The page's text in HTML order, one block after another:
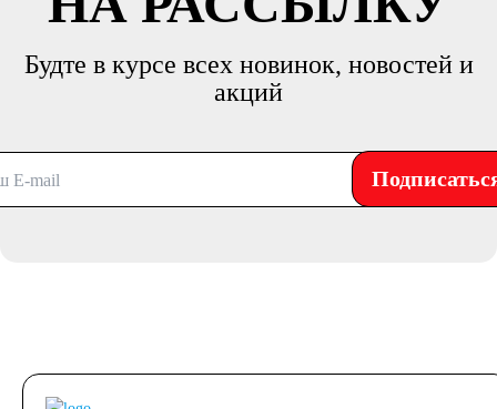
Будте в курсе всех новинок, новостей и
акций